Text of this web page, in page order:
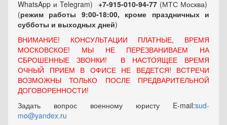
WhatsApp и Telegram) +7-915-010-94-77 (МТС Москва)
(режим работы 9:00-18:00, кроме праздничных и
субботы и выходных дней)
ВНИМАНИЕ! КОНСУЛЬТАЦИИ ПЛАТНЫЕ, ВРЕМЯ
МОСКОВСКОЕ! МЫ НЕ ПЕРЕЗВАНИВАЕМ НА
СБРОШЕННЫЕ ЗВОНКИ! В НАСТОЯЩЕЕ ВРЕМЯ
ОЧНЫЙ ПРИЕМ В ОФИСЕ НЕ ВЕДЕТСЯ! ВСТРЕЧИ
ВОЗМОЖНЫ ТОЛЬКО ПОСЛЕ ПРЕДВАРИТЕЛЬНОЙ
ДОГОВОРЕННОСТИ!
Задать вопрос военному юристу E-mail:sud-
mo@yandex.ru